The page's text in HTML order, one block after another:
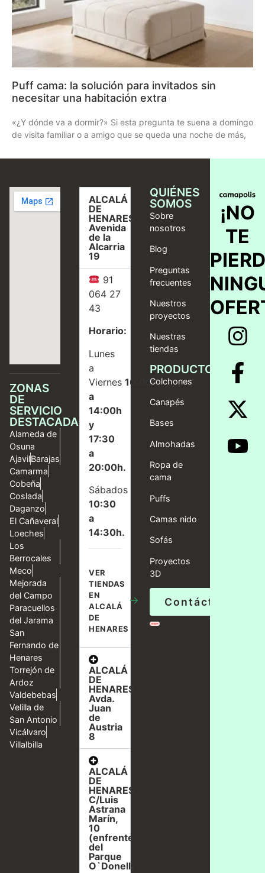
Puff cama: la solución para invitados sin
necesitar una habitación extra
«¿Y dónde va a dormir?» Si esta pregunta te suena a domingo
de visita familiar o a amigo que se queda una noche de más,
ZONAS
DE
SERVICIO
DESTACADAS
Alameda de
Osuna
AjavilBarajas
Camarma
Cobeña
Coslada
Daganzo
El Cañaveral
Loeches
Los
Berrocales
Meco
Mejorada
del Campo
Paracuellos
del Jarama
San
Fernando de
Henares
Torrejón de
Ardoz
Valdebebas
Velilla de
San Antonio
Vicálvaro
Villalbilla
ALCALÁ
DE
HENARES,
Avenida
de la
Alcarria
19
91
064 27
43
Horario:
Lunes
a
Viernes10:00
a
14:00h
y
17:30
a
20:00h.
Sábados
10:30
a
14:30h.
VER
TIENDAS
EN
ALCALÁ
DE
HENARES
→
ALCALÁ
DE
HENARES,
Avda.
Juan
de
Austria
8
ALCALÁ
DE
HENARES,
C/Luis
Astrana
Marín,
10
(enfrente
del
Parque
O`Donell)
QUIÉNES
SOMOS
Sobre
nosotros
Blog
Preguntas
frecuentes
Nuestros
proyectos
Nuestras
tiendas
PRODUCTOS
Colchones
Canapés
Bases
Almohadas
Ropa de
cama
Puffs
Camas nido
Sofás
Proyectos
3D
Contáctanos
¡NO
TE